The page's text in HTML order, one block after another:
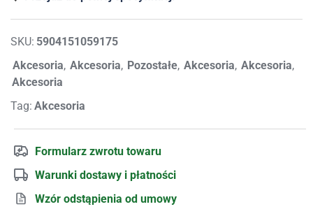
SKU: 5904151059175
Akcesoria, Akcesoria, Pozostałe, Akcesoria, Akcesoria,
Akcesoria
Tag: Akcesoria
Formularz zwrotu towaru
Warunki dostawy i płatności
Wzór odstąpienia od umowy